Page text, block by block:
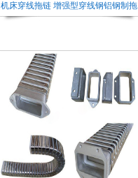
机床穿线拖链 增强型穿线钢铝钢制拖